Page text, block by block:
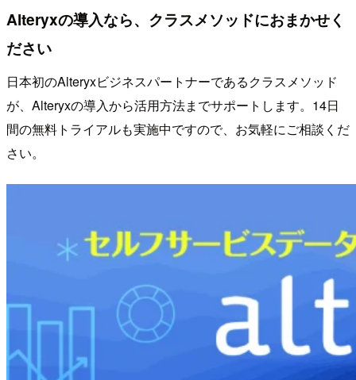
Alteryxの導入なら、クラスメソッドにおまかせく
ださい
日本初のAlteryxビジネスパートナーであるクラスメソッド
が、Alteryxの導入から活用方法までサポートします。14日
間の無料トライアルも実施中ですので、お気軽にご相談くだ
さい。